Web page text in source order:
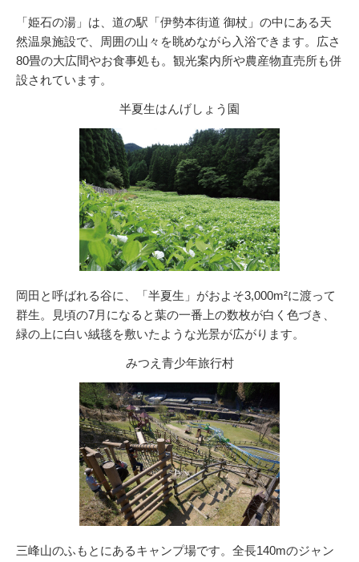
「姫石の湯」は、道の駅「伊勢本街道 御杖」の中にある天
然温泉施設で、周囲の山々を眺めながら入浴できます。広さ
80畳の大広間やお食事処も。観光案内所や農産物直売所も併
設されています。
半夏生はんげしょう園
岡田と呼ばれる谷に、「半夏生」がおよそ3,000m²に渡って
群生。見頃の7月になると葉の一番上の数枚が白く色づき、
緑の上に白い絨毯を敷いたような光景が広がります。
みつえ青少年旅行村
三峰山のふもとにあるキャンプ場です。全長140mのジャン